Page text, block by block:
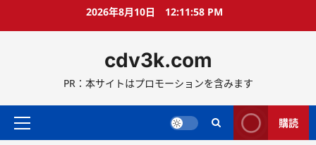
ス
ッ
2026年8月10日 12:11:59 PM
cdv3k.com
PR：本サイトはプロモーションを含みます
メ
購読